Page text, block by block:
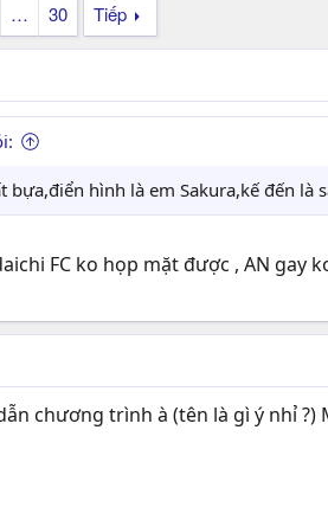
… 30 Tiếp
bựa,điển hình là em Sakura,kế đến
FC ko họp mặt được , AN gay
chương trình à (tên là gì ý nhỉ ?)